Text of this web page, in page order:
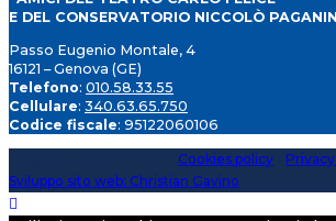
E DEL CONSERVATORIO NICCOLÒ
Passo Eugenio Montale, 4
16121 – Genova (GE)
Telefono: 010.58.33.55
Cellulare: 340.63.65.750
Codice fiscale: 95122060106
Cookies policy
Sviluppo sito web: Christian Gavino